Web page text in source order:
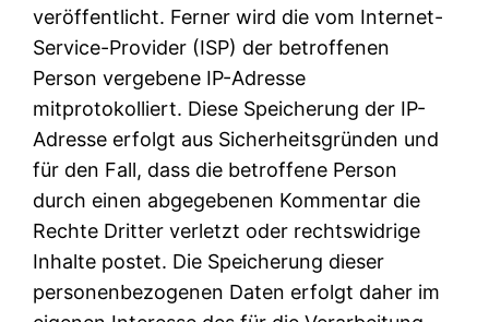
veröffentlicht. Ferner wird die vom Internet-
Service-Provider (ISP) der betroffenen
Person vergebene IP-Adresse
mitprotokolliert. Diese Speicherung der IP-
Adresse erfolgt aus Sicherheitsgründen und
für den Fall, dass die betroffene Person
durch einen abgegebenen Kommentar die
Rechte Dritter verletzt oder rechtswidrige
Inhalte postet. Die Speicherung dieser
personenbezogenen Daten erfolgt daher im